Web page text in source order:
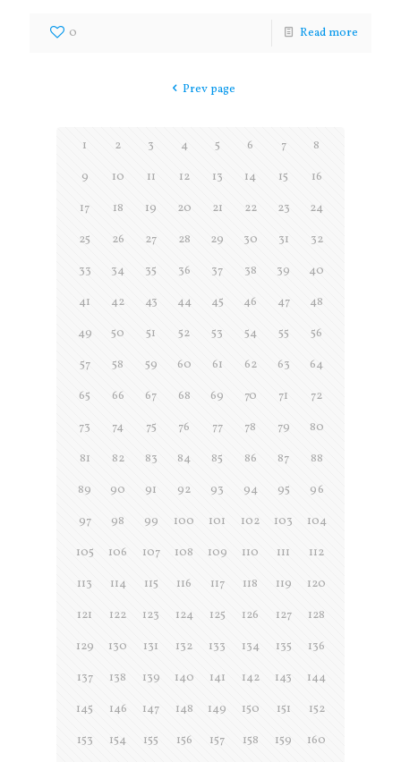
0 Read more
Prev page
1 2 3 4 5 6 7
8
9
10 11 12 13 14 15
16
17
18 19 20 21 22 23
24
25
26 27 28 29 30 31
32
33
34 35 36 37 38 39
40
41
42 43 44 45 46 47
48
49
50 51 52 53 54 55
56
57
58 59 60 61 62 63
64
65
66 67 68 69 70 71
72
73
74 75 76 77 78 79
80
81
82 83 84 85 86 87
88
89
90 91 92 93 94 95
96
97
98 99 100 101 102 103
104
105
106 107 108 109 110 111
112
113
114 115 116 117 118 119
120
121
122 123 124 125 126 127
128
129
130 131 132 133 134 135
136
137
138 139 140 141 142 143
144
145
146 147 148 149 150 151
152
153
154 155 156 157 158 159 160